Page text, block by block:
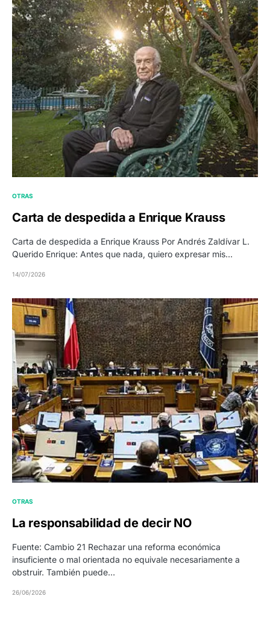
OTRAS
Carta de despedida a Enrique Krauss
Carta de despedida a Enrique Krauss Por Andrés Zaldívar L.
Querido Enrique: Antes que nada, quiero expresar mis…
14/07/2026
OTRAS
La responsabilidad de decir NO
Fuente: Cambio 21 Rechazar una reforma económica
insuficiente o mal orientada no equivale necesariamente a
obstruir. También puede…
26/06/2026